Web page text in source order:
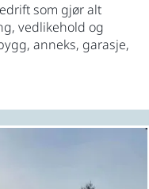
som gjør alt
vedlikehold og
anneks, garasje,